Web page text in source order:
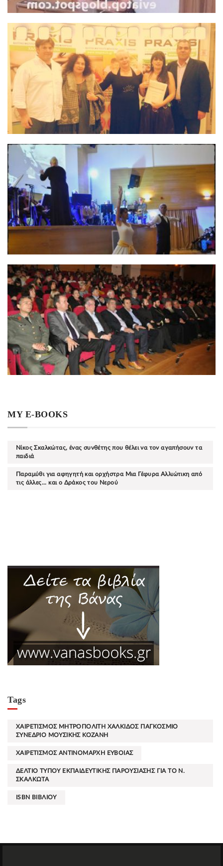
MY E-BOOKS
Νίκος Σκαλκώτας, ένας συνθέτης που θέλει να τον αγαπήσουν τα
παιδιά
Παραμύθι για αφηγητή και ορχήστρα Μια Γέφυρα Αλλιώτικη από
τις άλλες... και ο Δράκος του Νερού
Tags
ΧΑΙΡΕΤΙΣΜΟΣ ΜΗΤΡΟΠΟΛΙΤΗ ΧΑΛΚΙΔΟΣ ΠΑΓΚΟΣΜΙΟ
ΣΥΝΕΔΡΙΟ ΜΟΥΣΙΚΗΣ ΚΟΖΑΝΗ
ΧΑΙΡΕΤΙΣΜΟΣ ΑΝΤΙΝΟΜΑΡΧΗ ΕΥΒΟΙΑΣ
ΔΕΛΤΙΟ ΤΥΠΟΥ ΕΚΠΑΙΔΕΥΤΙΚΗΣ ΠΑΡΟΥΣΙΑΣΗΣ ΓΙΑ ΤΟ Ν.
ΣΚΑΛΚΩΤΑ
ISBN ΒΙΒΛΙΟΥ